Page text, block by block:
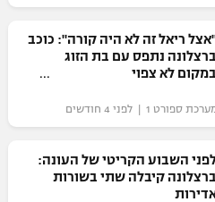
עסק
ריאל זה לא היה קורה": כוכב
ברצלונה נתפס עם בת הזוג
במקום לא צפוי
ספורט 1 | לפני 4 חודשים
השבוע הקריטי של העונה:
ברצלונה קיבלה שתי בשורות